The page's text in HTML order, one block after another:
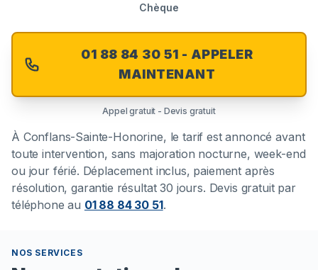
Chèque
01 88 84 30 51 - APPELER
MAINTENANT
Appel gratuit - Devis gratuit
À Conflans-Sainte-Honorine, le tarif est annoncé avant
toute intervention, sans majoration nocturne, week-end
ou jour férié. Déplacement inclus, paiement après
résolution, garantie résultat 30 jours. Devis gratuit par
téléphone au 01 88 84 30 51.
NOS SERVICES